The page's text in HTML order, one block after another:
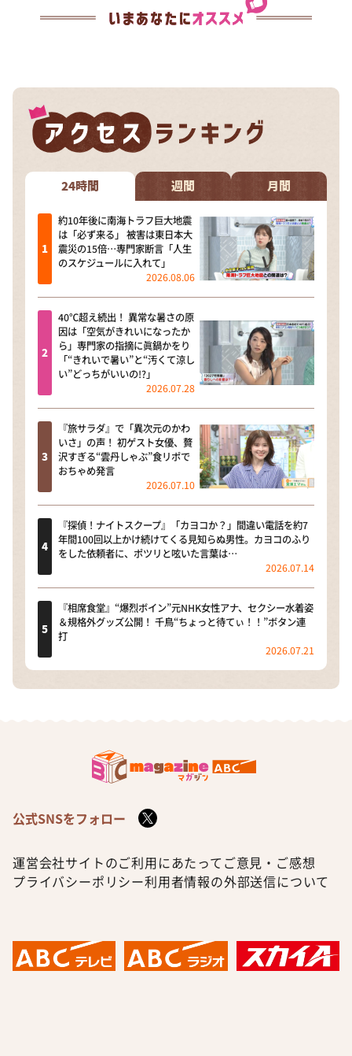
24時間 週間 月間
約10年後に南海トラフ巨大地震
は「必ず来る」 被害は東日本大
震災の15倍…専門家断言「人生
のスケジュールに入れて」
2026.08.06
40℃超え続出！ 異常な暑さの原
因は「空気がきれいになったか
ら」専門家の指摘に眞鍋かをり
「“きれいで暑い”と“汚くて涼し
い”どっちがいいの!?」
2026.07.28
『旅サラダ』で「異次元のかわ
いさ」の声！ 初ゲスト女優、贅
沢すぎる“雲丹しゃぶ”食リポで
おちゃめ発言
2026.07.10
『探偵！ナイトスクープ』「カヨコか？」間違い電話を約7
年間100回以上かけ続けてくる見知らぬ男性。カヨコのふり
をした依頼者に、ポツリと呟いた言葉は…
2026.07.14
『相席食堂』“爆烈ボイン”元NHK女性アナ、セクシー水着姿
＆規格外グッズ公開！ 千鳥“ちょっと待てぃ！！”ボタン連
打
2026.07.21
公式SNSをフォロー
運営会社サイトのご利用にあたって ご意見・ご感想
プライバシーポリシー利用者情報の外部送信について